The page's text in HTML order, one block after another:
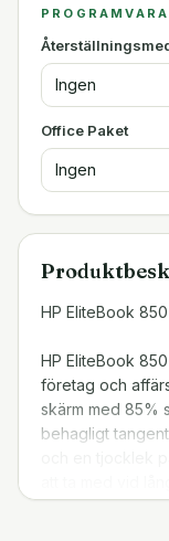
Ingen
Office Paket
Ingen
HP EliteBook
HP EliteBook
företag och
skärm med 85%
behagligt
och en tjocklek
att ta med vid